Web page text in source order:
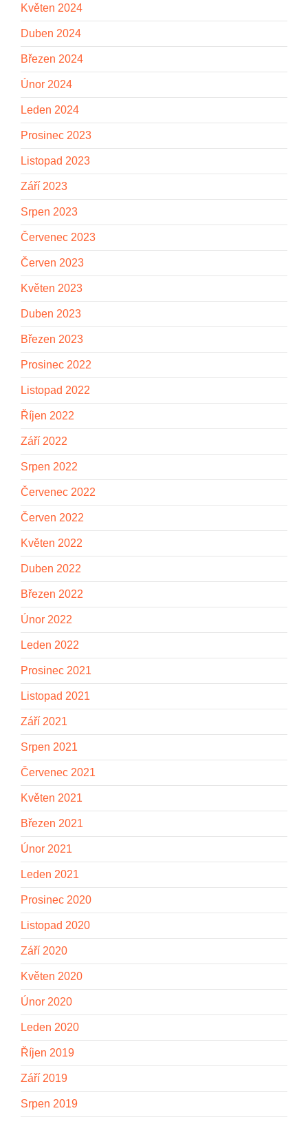
Květen 2024
Duben 2024
Březen 2024
Únor 2024
Leden 2024
Prosinec 2023
Listopad 2023
Září 2023
Srpen 2023
Červenec 2023
Červen 2023
Květen 2023
Duben 2023
Březen 2023
Prosinec 2022
Listopad 2022
Říjen 2022
Září 2022
Srpen 2022
Červenec 2022
Červen 2022
Květen 2022
Duben 2022
Březen 2022
Únor 2022
Leden 2022
Prosinec 2021
Listopad 2021
Září 2021
Srpen 2021
Červenec 2021
Květen 2021
Březen 2021
Únor 2021
Leden 2021
Prosinec 2020
Listopad 2020
Září 2020
Květen 2020
Únor 2020
Leden 2020
Říjen 2019
Září 2019
Srpen 2019